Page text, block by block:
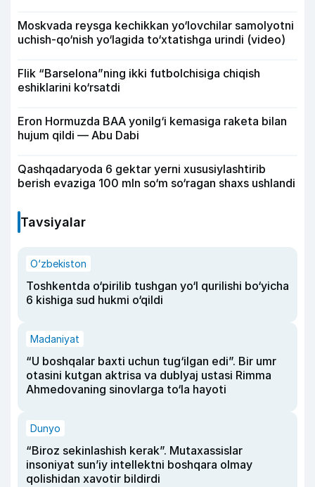
Moskvada reysga kechikkan yo‘lovchilar samolyotni
uchish-qo‘nish yo‘lagida to‘xtatishga urindi (video)
Flik “Barselona”ning ikki futbolchisiga chiqish
eshiklarini ko‘rsatdi
Eron Hormuzda BAA yonilg‘i kemasiga raketa bilan
hujum qildi — Abu Dabi
Qashqadaryoda 6 gektar yerni xususiylashtirib
berish evaziga 100 mln so‘m so‘ragan shaxs ushlandi
Tavsiyalar
O‘zbekiston
Toshkentda o‘pirilib tushgan yo‘l qurilishi bo‘yicha
6 kishiga sud hukmi o‘qildi
Madaniyat
“U boshqalar baxti uchun tug‘ilgan edi”. Bir umr
otasini kutgan aktrisa va dublyaj ustasi Rimma
Ahmedovaning sinovlarga to‘la hayoti
Dunyo
“Biroz sekinlashish kerak”. Mutaxassislar
insoniyat sun’iy intellektni boshqara olmay
qolishidan xavotir bildirdi